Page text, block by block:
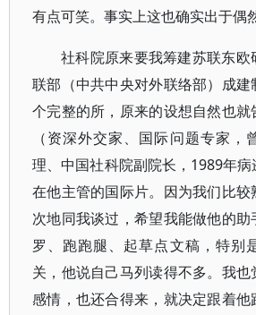
有点可笑。事实上这也确实出于偶然
社科院原来要我筹建苏联东欧
联部（中共中央对外联络部）成建
个完整的所，原来的设想自然也
（资深外交家、国际问题专家，
理、中国社科院副院长，1989年
在他主管的国际片。因为我们比较
次地同我谈过，希望我能做他的
罗、跑跑腿、起草点文稿，特别
关，他说自己马列读得不多。我
感情，也还合得来，就决定跟着